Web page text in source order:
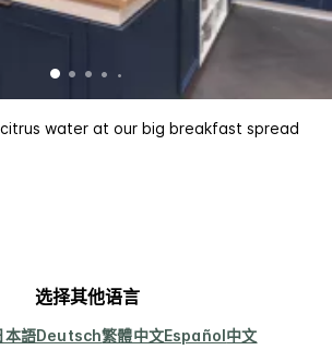
water at our big breakfast spread
选择其他语言
本語Deutsch繁體中文Español中文